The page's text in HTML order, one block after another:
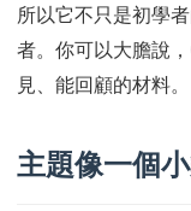
所以它不只是初學
者。你可以大膽說
見、能回顧的材料。
主題像一個